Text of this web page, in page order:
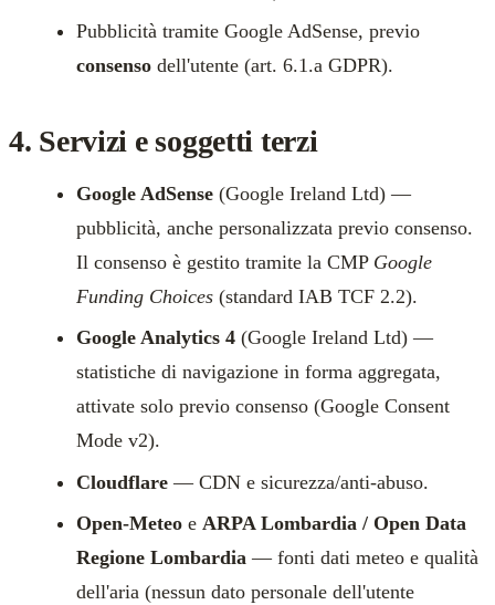
Pubblicità tramite Google AdSense, previo
consensodell'utente (art. 6.1.a GDPR).
4. Servizi e soggetti terzi
Google AdSense(Google Ireland Ltd) —
pubblicità, anche personalizzata previo consenso.
Il consenso è gestito tramite la CMP Google
Funding Choices(standard IAB TCF 2.2).
Google Analytics 4(Google Ireland Ltd) —
statistiche di navigazione in forma aggregata,
attivate solo previo consenso (Google Consent
Mode v2).
Cloudflare— CDN e sicurezza/anti-abuso.
Open-Meteoe ARPA Lombardia / Open Data
Regione Lombardia— fonti dati meteo e qualità
dell'aria (nessun dato personale dell'utente